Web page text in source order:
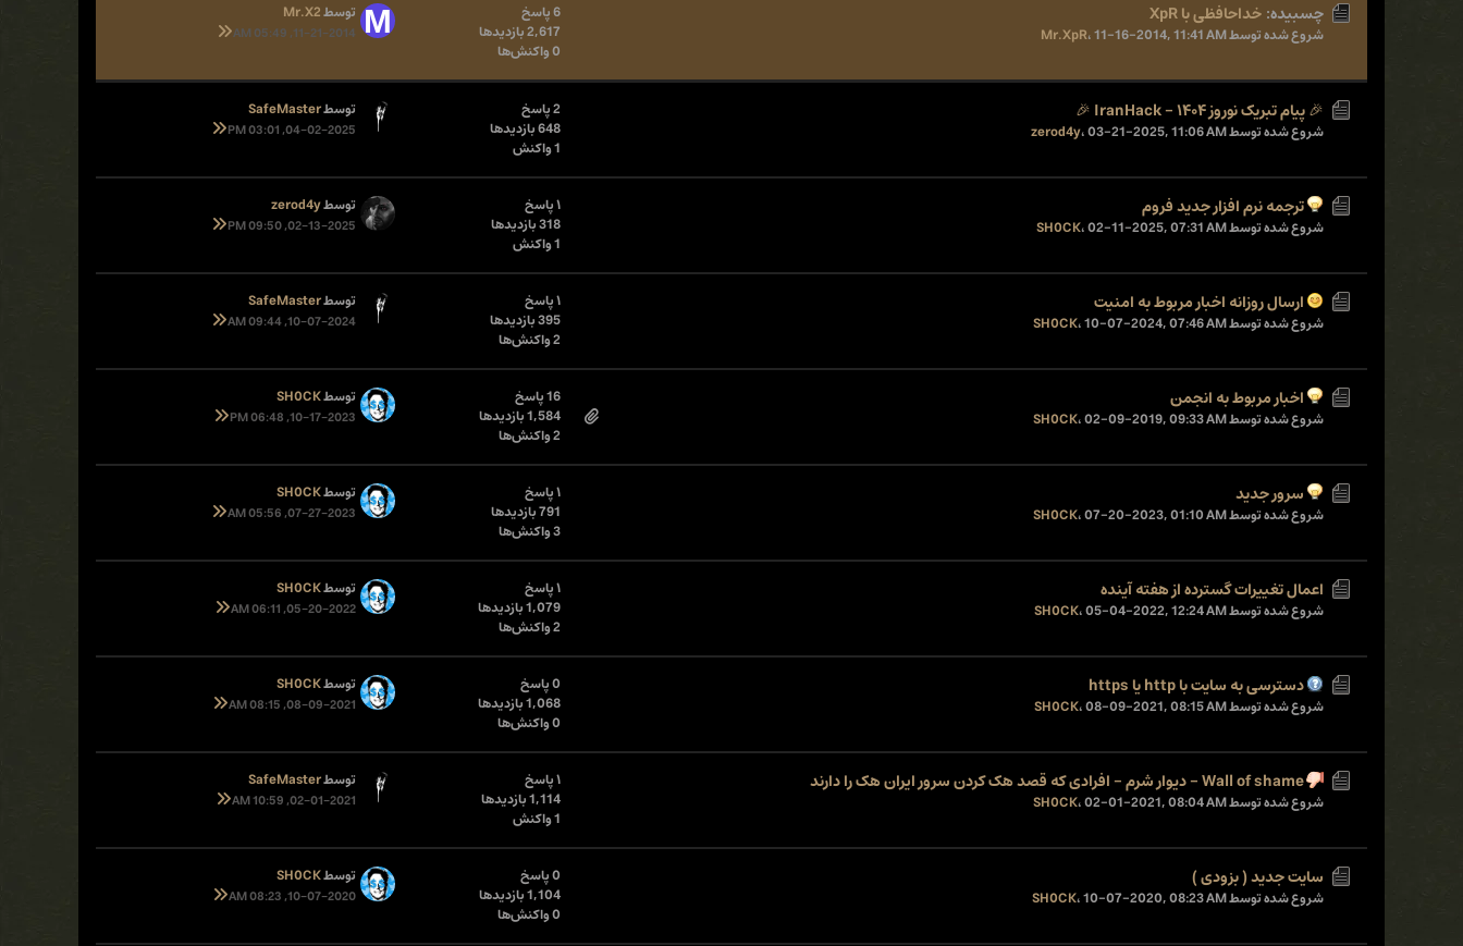
چسبیده: خداحافظی با XpR
شروع شده توسط Mr.XpR،11-16-2014, 11:41 AM
6 پاسخ
2,617 بازدیدها
0 واکنش‌ها
توسطMr.X2
11-21-2014, 05:49 AM
🎉 پیام تبریک نوروز ۱۴۰۴ - IranHack 🎉
شروع شده توسط zerod4y،03-21-2025, 11:06 AM
2 پاسخ
648 بازدیدها
1 واکنش
توسطSafeMaster
04-02-2025, 03:01 PM
ترجمه نرم افزار جدید فروم
شروع شده توسط SH0CK،02-11-2025, 07:31 AM
۱ پاسخ
318 بازدیدها
1 واکنش
توسطzerod4y
02-13-2025, 09:50 PM
ارسال روزانه اخبار مربوط به امنیت
شروع شده توسط SH0CK،10-07-2024, 07:46 AM
۱ پاسخ
395 بازدیدها
2 واکنش‌ها
توسطSafeMaster
10-07-2024, 09:44 AM
اخبار مربوط به انجمن
شروع شده توسط SH0CK،02-09-2019, 09:33 AM
16 پاسخ
1,584 بازدیدها
2 واکنش‌ها
توسطSH0CK
10-17-2023, 06:48 PM
سرور جدید
شروع شده توسط SH0CK،07-20-2023, 01:10 AM
۱ پاسخ
791 بازدیدها
3 واکنش‌ها
توسطSH0CK
07-27-2023, 05:56 AM
اعمال تغییرات گسترده از هفته آینده
شروع شده توسط SH0CK،05-04-2022, 12:24 AM
۱ پاسخ
1,079 بازدیدها
2 واکنش‌ها
توسطSH0CK
05-20-2022, 06:11 AM
دسترسی به سایت با http یا https
شروع شده توسط SH0CK،08-09-2021, 08:15 AM
0 پاسخ
1,068 بازدیدها
0 واکنش‌ها
توسطSH0CK
08-09-2021, 08:15 AM
Wall of shame - دیوار شرم - افرادی که قصد هک کردن سرور ایران هک را دارند
شروع شده توسط SH0CK،02-01-2021, 08:04 AM
۱ پاسخ
1,114 بازدیدها
1 واکنش
توسطSafeMaster
02-01-2021, 10:59 AM
سایت جدید ( بزودی )
شروع شده توسط SH0CK،10-07-2020, 08:23 AM
0 پاسخ
1,104 بازدیدها
0 واکنش‌ها
توسطSH0CK
10-07-2020, 08:23 AM